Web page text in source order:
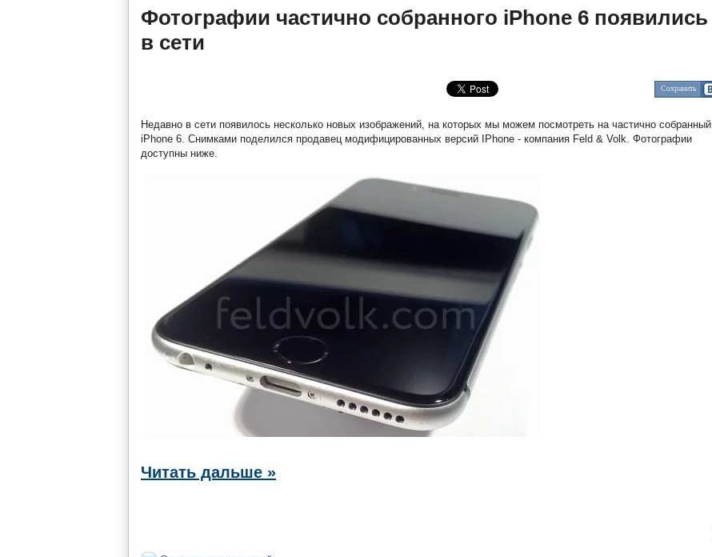
Фотографии частично собранного iPhone 6 появились
в сети
Сохранить
Недавно в сети появилось несколько новых изображений, на которых мы можем посмотреть на частично собранный
iPhone 6. Снимками поделился продавец модифицированных версий IPhone - компания Feld & Volk. Фотографии
доступны ниже.
Читать дальше »